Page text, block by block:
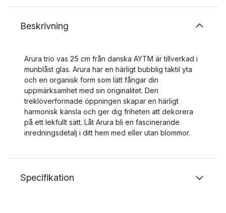
Beskrivning
Arura trio vas 25 cm från danska AYTM är tillverkad i
munblåst glas. Arura har en härligt bubblig taktil yta
och en organisk form som lätt fångar din
uppmärksamhet med sin originalitet. Den
treklöverformade öppningen skapar en härligt
harmonisk känsla och ger dig friheten att dekorera
på ett lekfullt sätt. Låt Arura bli en fascinerande
inredningsdetalj i ditt hem med eller utan blommor.
Specifikation